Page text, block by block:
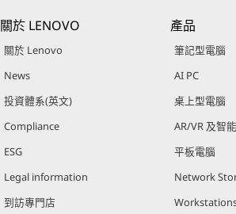
關於 LENOVO
關於 Lenovo
News
投資體系(英文)
Compliance
ESG
Legal information
到訪專門店
產品
筆記型電腦
AI PC
桌上型電腦
AR/VR 及智
平板電腦
Network